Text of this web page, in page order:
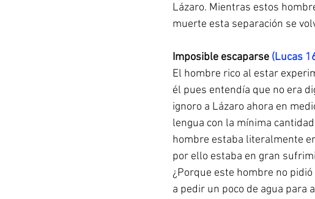
Lázaro. Mientras estos
muerte esta separación se
Imposible escaparse (Lucas
El hombre rico al estar
él pues entendía que no era
ignoro a Lázaro ahora en
lengua con la mínima
hombre estaba literalmente
por ello estaba en gran
¿Porque este hombre no
a pedir un poco de agua para